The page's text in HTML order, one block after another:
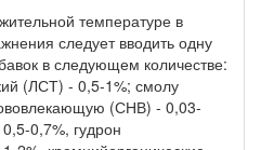
температуре в
следует вводить одну
в следующем количестве:
(ЛСТ) - 0,5-1%; смолу
(СНВ) - 0,03-
0,7%, гудрон